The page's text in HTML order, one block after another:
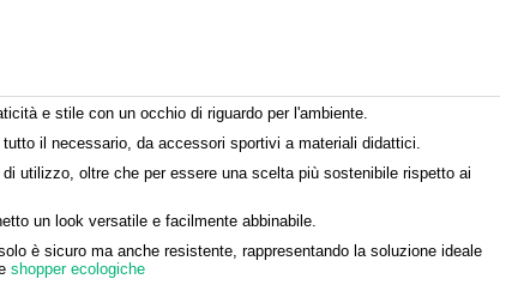
e stile con un occhio di riguardo per l'ambiente.
il necessario, da accessori sportivi a materiali didattici.
utilizzo, oltre che per essere una scelta più sostenibile rispetto ai
un look versatile e facilmente abbinabile.
è sicuro ma anche resistente, rappresentando la soluzione ideale
shopper ecologiche